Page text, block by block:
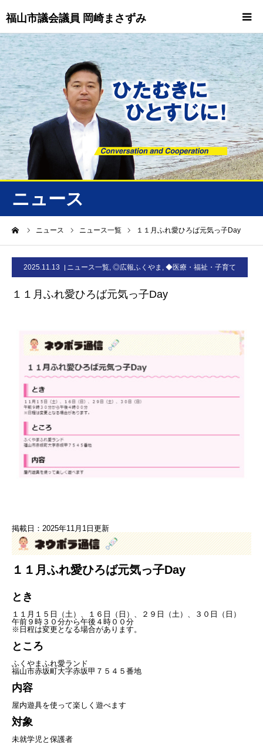
福山市議会議員 岡崎まさずみ
ニュース
ニュース ニュース一覧 １１月ふれ愛ひろば元気っ子Day
2025.11.13 ニュース一覧, ◎広報ふくやま , ◆医療・福祉・子育て
１１月ふれ愛ひろば元気っ子Day
掲載日：2025年11月1日更新
１１月ふれ愛ひろば元気っ子Day
とき
１１月１５日（土）、１６日（日）、２９日（土）、３０日（日）
午前９時３０分から午後４時００分
※日程は変更となる場合があります。
ところ
ふくやまふれ愛ランド
福山市赤坂町大字赤坂甲７５４５番地
内容
屋内遊具を使って楽しく遊べます
対象
未就学児と保護者
HOME
重要情報
プロフィール
ニュース/トピックス
ニュース